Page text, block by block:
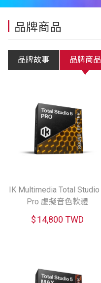
品牌商品
品牌故事 品牌商品
IK Multimedia Total Studio
Pro 虛擬音色軟體
$14,800 TWD